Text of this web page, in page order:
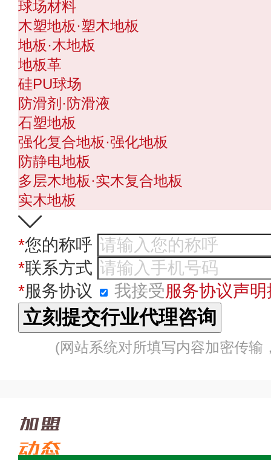
球场材料
木塑地板·塑木地板
地板·木地板
地板革
硅PU球场
防滑剂·防滑液
石塑地板
强化复合地板·强化地板
防静电地板
多层木地板·实木复合地板
实木地板
*您的称呼
*联系方式
*服务协议 我接受服务协议声
(网站系统对所填写内容加密传输